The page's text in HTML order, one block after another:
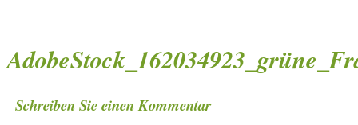
Schreiben Sie einen Kommentar